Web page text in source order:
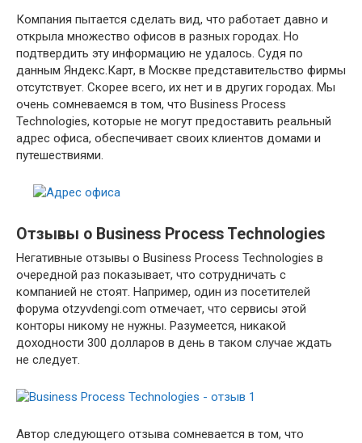
Компания пытается сделать вид, что работает давно и
открыла множество офисов в разных городах. Но
подтвердить эту информацию не удалось. Судя по
данным Яндекс.Карт, в Москве представительство фирмы
отсутствует. Скорее всего, их нет и в других городах. Мы
очень сомневаемся в том, что Business Process
Technologies, которые не могут предоставить реальный
адрес офиса, обеспечивает своих клиентов домами и
путешествиями.
Отзывы о Business Process Technologies
Негативные отзывы о Business Process Technologies в
очередной раз показывает, что сотрудничать с
компанией не стоят. Например, один из посетителей
форума otzyvdengi.com отмечает, что сервисы этой
конторы никому не нужны. Разумеется, никакой
доходности 300 долларов в день в таком случае ждать
не следует.
Автор следующего отзыва сомневается в том, что